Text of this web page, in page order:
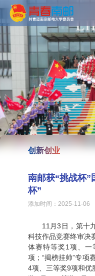
创新创业
南邮获“挑战杯”
杯”
11月3日，第十
科技作品竞赛终审决
体赛特等奖1项、
项；“揭榜挂帅”专项
4项、三等奖9项和优